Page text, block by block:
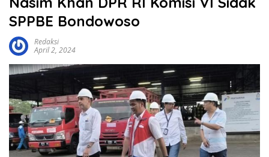
SPPBE Bondowoso
Redaksi
April 2, 2024